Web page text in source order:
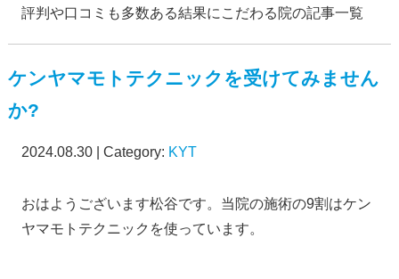
評判や口コミも多数ある結果にこだわる院の記事一覧
ケンヤマモトテクニックを受けてみません
か?
2024.08.30 | Category: KYT
おはようございます松谷です。当院の施術の9割はケン
ヤマモトテクニックを使っています。